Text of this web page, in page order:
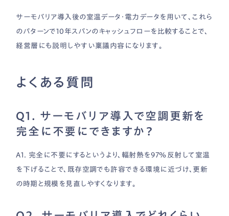
サーモバリア導入後の室温データ・電力データを用いて、これら
のパターンで10年スパンのキャッシュフローを比較することで、
経営層にも説明しやすい稟議内容になります。
よくある質問
Q1. サーモバリア導入で空調更新を
完全に不要にできますか？
A1. 完全に不要にするというより、輻射熱を97％反射して室温
を下げることで、既存空調でも許容できる環境に近づけ、更新
の時期と規模を見直しやすくなります。